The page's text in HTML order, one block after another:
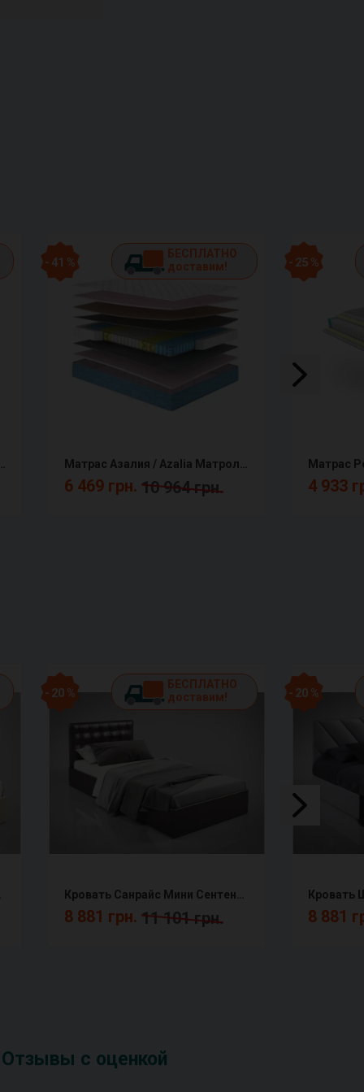
Melange КММ
- 41 %
БЕСПЛАТНО
доставим!
Матрас Азалия / Azalia Матролюкс
6 469 грн. 10 964 грн.
- 25 %
4 933
- 20 %
БЕСПЛАТНО
доставим!
Кровать Санрайс Мини Сентензо
8 881 грн. 11 101 грн.
- 20 %
8 881
Отзывы с оценкой